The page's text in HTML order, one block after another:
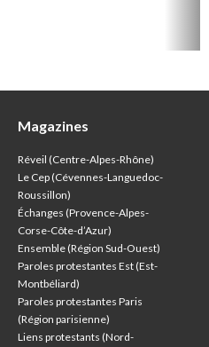
Magazines
Réveil (Centre-Alpes-Rhône)
Le Cep (Cévennes-Languedoc-
Roussillon)
Échanges (Provence-Alpes-
Corse-Côte-d’Azur)
Ensemble (Région Sud-Ouest)
Paroles protestantes Est (Est-
Montbéliard)
Paroles protestantes Paris
(Région parisienne)
Liens protestants (Nord-